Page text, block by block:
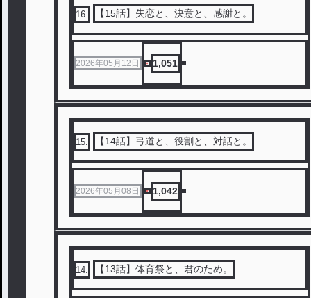
16 【15話】失恋と、決意と、感謝と。
2026年05月12日 1,051
15 【14話】弓道と、役割と、対話と。
2026年05月08日 1,042
14 【13話】体育祭と、君のため。